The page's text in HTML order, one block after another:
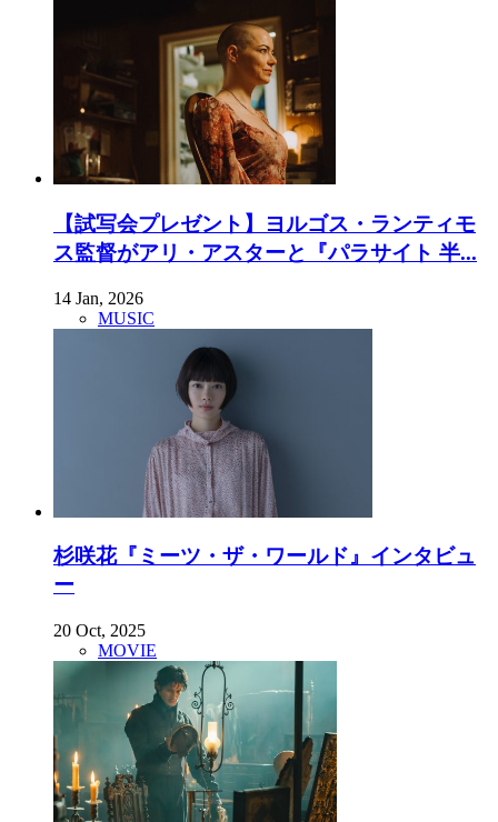
【試写会プレゼント】ヨルゴス・ランティモ
ス監督がアリ・アスターと『パラサイト 半...
14 Jan, 2026
MUSIC
杉咲花『ミーツ・ザ・ワールド』インタビュ
ー
20 Oct, 2025
MOVIE